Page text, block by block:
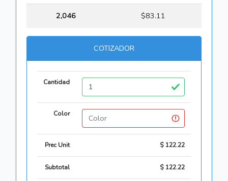
2,046 $83.11
COTIZADOR
Cantidad
Color
Prec Unit $ 122.22
Subtotal $ 122.22